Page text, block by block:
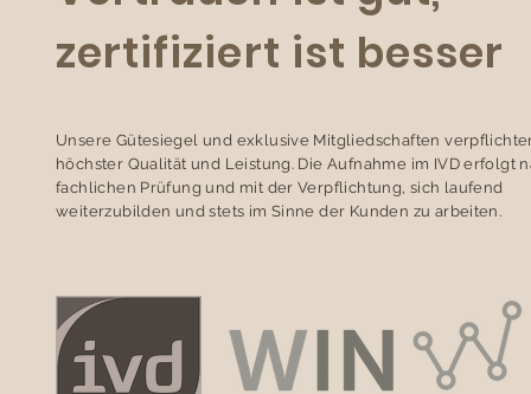
zertifiziert ist besser
Unsere Gütesiegel und exklusive Mitgliedschaften
höchster Qualität und Leistung. Die Aufnahme im IVD erfolgt
fachlichen Prüfung und mit der Verpflichtung, sich laufend
weiterzubilden und stets im Sinne der Kunden zu arbeiten.